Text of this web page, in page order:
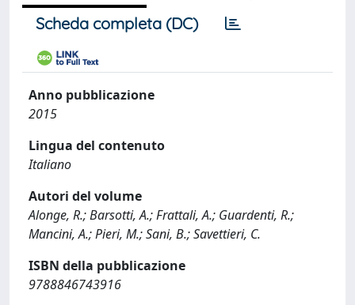
Scheda completa (DC)
Anno pubblicazione
2015
Lingua del contenuto
Italiano
Autori del volume
Alonge, R.; Barsotti, A.; Frattali, A.; Guardenti, R.;
Mancini, A.; Pieri, M.; Sani, B.; Savettieri, C.
ISBN della pubblicazione
9788846743916